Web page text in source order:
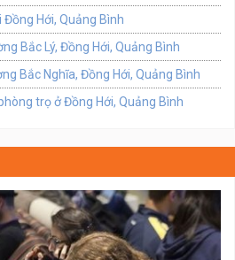
Đồng Hới, Quảng Bình
Bắc Lý, Đồng Hới, Quảng Bình
Bắc Nghĩa, Đồng Hới, Quảng Bình
trọ ở Đồng Hới, Quảng Bình